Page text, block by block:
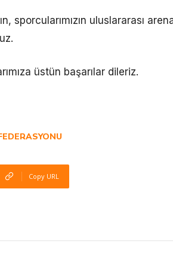
sporcularımızın uluslararası
üstün başarılar dileriz.
Copy URL